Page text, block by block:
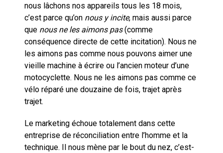
nous lâchons nos appareils tous les 18 mois,
c’est parce qu’on nous y incite, mais aussi parce
que nous ne les aimons pas(comme
conséquence directe de cette incitation). Nous ne
les aimons pas comme nous pouvons aimer une
vieille machine à écrire ou l’ancien moteur d’une
motocyclette. Nous ne les aimons pas comme ce
vélo réparé une douzaine de fois, trajet après
trajet.
Le marketing échoue totalement dans cette
entreprise de réconciliation entre l’homme et la
technique. Il nous mène par le bout du nez, c’est-